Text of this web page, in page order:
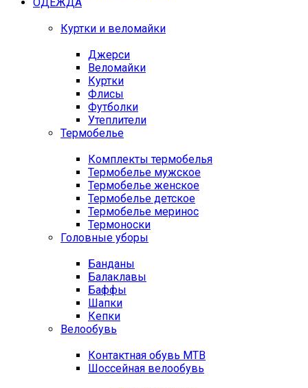
Куртки и веломайки
Джерси
Веломайки
Куртки
Флисы
Футболки
Утеплители
Термобелье
Комплекты термобелья
Термобелье мужское
Термобелье женское
Термобелье детское
Термобелье меринос
Термоноски
Головные уборы
Банданы
Балаклавы
Баффы
Шапки
Кепки
Велообувь
Контактная обувь MTB
Шоссейная велообувь